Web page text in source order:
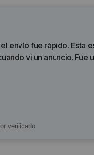
envío fue rápido. Esta
vi un anuncio. Fue
verificado